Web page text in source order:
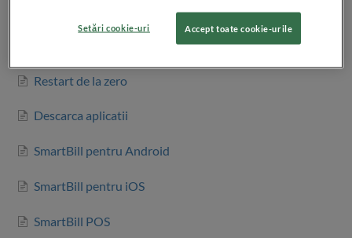
Restart de la zero
Descarca aplicatii
SmartBill pentru Android
SmartBill pentru iOS
SmartBill POS
Accept toate cookie-urile
Setări cookie-uri